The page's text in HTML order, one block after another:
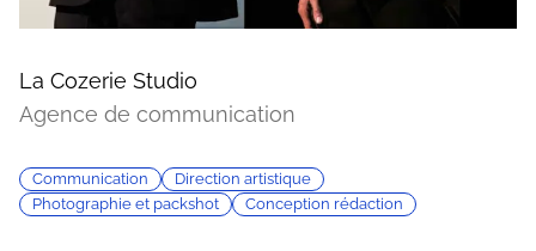
La Cozerie Studio
Agence de communication
Communication
Direction artistique
Photographie et packshot
Conception rédaction